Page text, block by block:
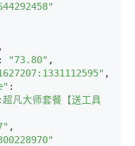
,
: "73.80" ,
,
凡大师套餐【送工具
,